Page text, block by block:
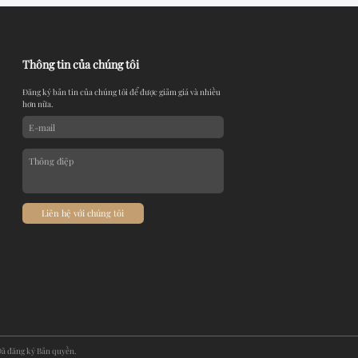
Thông tin của chúng tôi
Đăng ký bản tin của chúng tôi để được giảm giá và nhiều
hơn nữa.
Liên hệ với chúng tôi
đăng ký Bản quyền.